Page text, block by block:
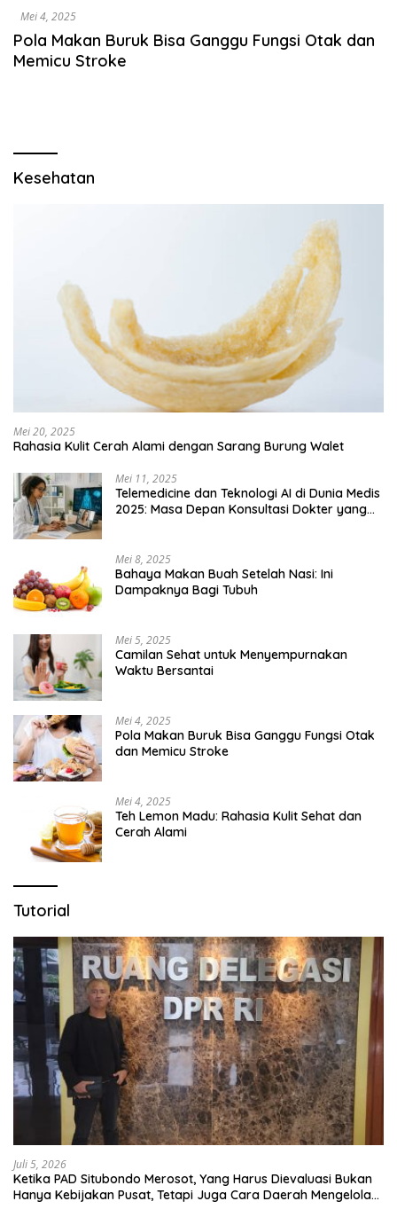
Mei 4, 2025
Pola Makan Buruk Bisa Ganggu Fungsi Otak dan
Memicu Stroke
Kesehatan
Mei 20, 2025
Rahasia Kulit Cerah Alami dengan Sarang Burung Walet
Mei 11, 2025
Telemedicine dan Teknologi AI di Dunia Medis
2025: Masa Depan Konsultasi Dokter yang
Mei 8, 2025
Bahaya Makan Buah Setelah Nasi: Ini
Dampaknya Bagi Tubuh
Mei 5, 2025
Camilan Sehat untuk Menyempurnakan
Waktu Bersantai
Mei 4, 2025
Pola Makan Buruk Bisa Ganggu Fungsi Otak
dan Memicu Stroke
Mei 4, 2025
Teh Lemon Madu: Rahasia Kulit Sehat dan
Cerah Alami
Tutorial
Juli 5, 2026
Ketika PAD Situbondo Merosot, Yang Harus Dievaluasi Bukan
Hanya Kebijakan Pusat, Tetapi Juga Cara Daerah Mengelola